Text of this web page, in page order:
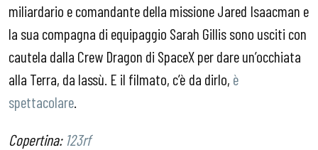
miliardario e comandante della missione Jared Isaacman e
la sua compagna di equipaggio Sarah Gillis sono usciti con
cautela dalla Crew Dragon di SpaceX per dare un’occhiata
alla Terra, da lassù. E il filmato, c’è da dirlo, è
spettacolare
Copertina: 123rf